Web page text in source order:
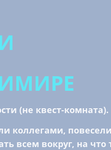
(не квест-комната).
коллегами,
всем вокруг, на что